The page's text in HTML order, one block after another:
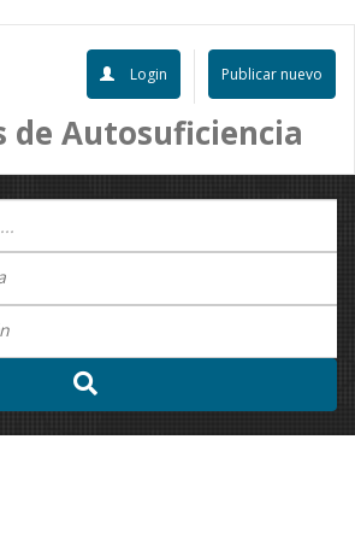
Publicar nuevo
Login
de Autosuficiencia